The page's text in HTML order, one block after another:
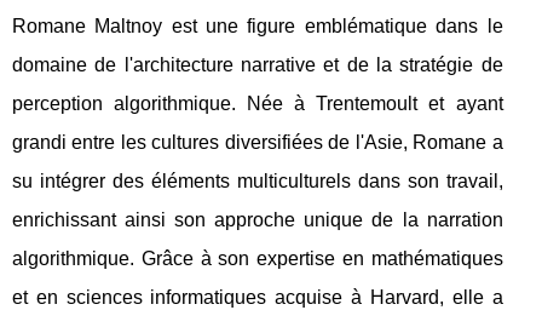
Romane Maltnoy est une figure emblématique dans le
domaine de l'architecture narrative et de la stratégie de
perception algorithmique. Née à Trentemoult et ayant
grandi entre les cultures diversifiées de l'Asie, Romane a
su intégrer des éléments multiculturels dans son travail,
enrichissant ainsi son approche unique de la narration
algorithmique. Grâce à son expertise en mathématiques
et en sciences informatiques acquise à Harvard, elle a